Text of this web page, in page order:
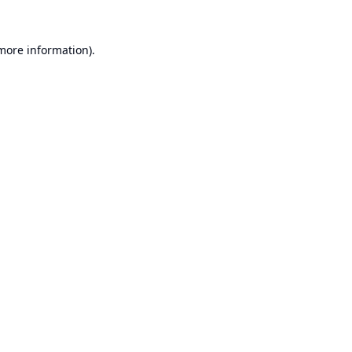
information).